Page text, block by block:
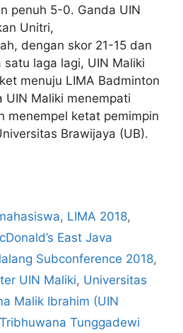
penuh 5-0. Ganda UIN
Unitri,
dengan skor 21-15 dan
laga lagi, UIN Maliki
menuju LIMA Badminton
UIN Maliki menempati
menempel ketat pemimpin
Brawijaya (UB).
, LIMA 2018,
East Java
Subconference 2018,
UIN Maliki, Universitas
Malik Ibrahim (UIN
Tunggadewi